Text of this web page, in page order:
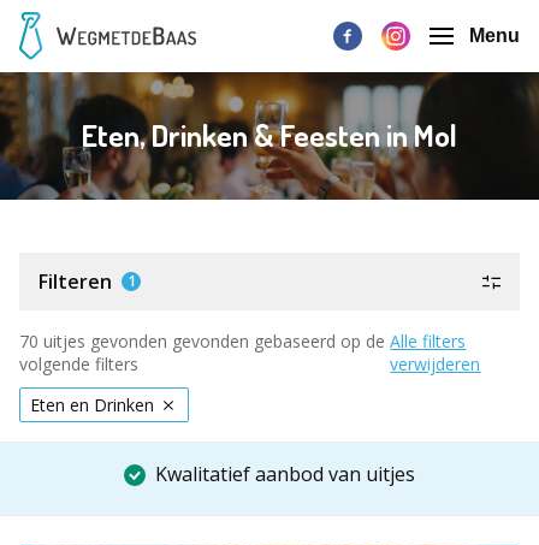
Menu
Eten, Drinken & Feesten in Mol
Filteren 1
70 uitjes gevonden gevonden gebaseerd op de
volgende filters
Alle filters
verwijderen
Eten en Drinken
Kwalitatief aanbod van uitjes